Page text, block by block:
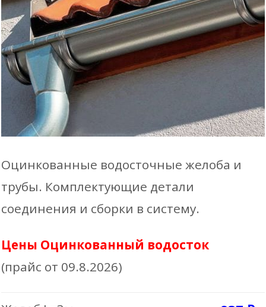
0₽–364₽
белый
графитовый
коричневый
оцинк.
товара
колено
трубы
Оцинкованные водосточные желоба и
трубы. Комплектующие детали
соединения и сборки в систему.
Цены Оцинкованный водосток
(прайс от 09.8.2026)